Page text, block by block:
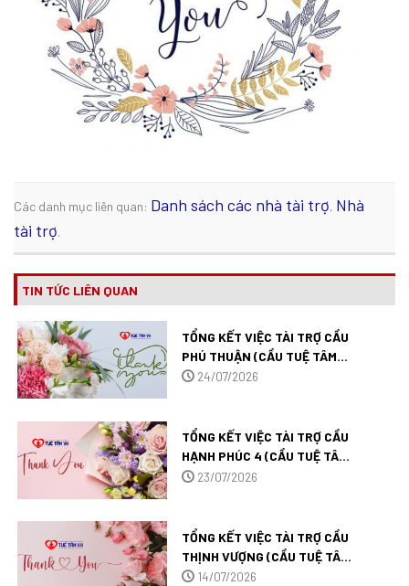
Các danh mục liên quan: Danh sách các nhà tài trợ, Nhà
tài trợ.
TIN TỨC LIÊN QUAN
TỔNG KẾT VIỆC TÀI TRỢ CẦU
PHÚ THUẬN (CẦU TUỆ TÂM
526) TẠI VĨNH LONG.
24/07/2026
TỔNG KẾT VIỆC TÀI TRỢ CẦU
HẠNH PHÚC 4 (CẦU TUỆ TÂM
525) TẠI CẦN THƠ.
23/07/2026
TỔNG KẾT VIỆC TÀI TRỢ CẦU
THỊNH VƯỢNG (CẦU TUỆ TÂM
522) TẠI CÀ MAU.
14/07/2026